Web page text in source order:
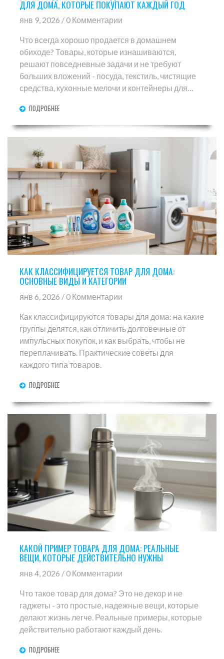
ДЛЯ ДОМА, КОТОРЫЕ ПОКУПАЮТ КАЖДЫЙ ГОД
янв 9, 2026 / 0 Комментарии
Что всегда хорошо продается в домашнем
обиходе? Товары, которые изнашиваются,
решают повседневные задачи и не требуют
больших вложений - посуда, текстиль, чистящие
средства, кухонные мелочи и контейнеры для
ПОДРОБНЕЕ
КАК КЛАССИФИЦИРУЕТСЯ ТОВАР ДЛЯ ДОМА:
ОСНОВНЫЕ ВИДЫ И КАТЕГОРИИ
янв 6, 2026 / 0 Комментарии
Как классифицируются товары для дома: на какие
группы делятся, как отличить долговечные от
импульсных покупок, и как выбрать, чтобы не
переплачивать. Практические советы для
каждого типа товаров.
ПОДРОБНЕЕ
КАКОЙ ПРИМЕР ТОВАРА ДЛЯ ДОМА: РЕАЛЬНЫЕ
ВЕЩИ, КОТОРЫЕ ДЕЙСТВИТЕЛЬНО НУЖНЫ
янв 4, 2026 / 0 Комментарии
Что такое товар для дома? Это не декор и не
гаджеты - это простые, надежные вещи, которые
делают жизнь легче. Реальные примеры, которые
действительно работают каждый день.
ПОДРОБНЕЕ